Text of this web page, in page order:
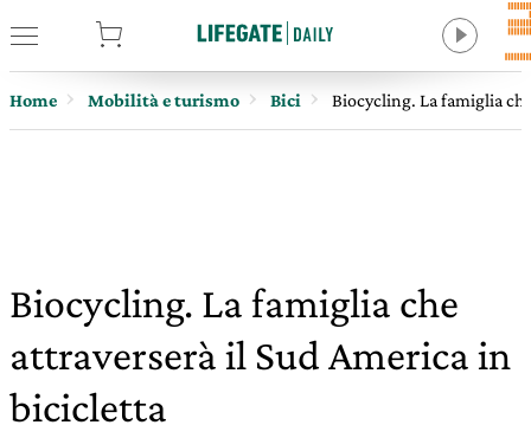
Home Mobilità e turismo Bici Biocycling. La famiglia
Biocycling. La famiglia che
attraverserà il Sud America in
bicicletta